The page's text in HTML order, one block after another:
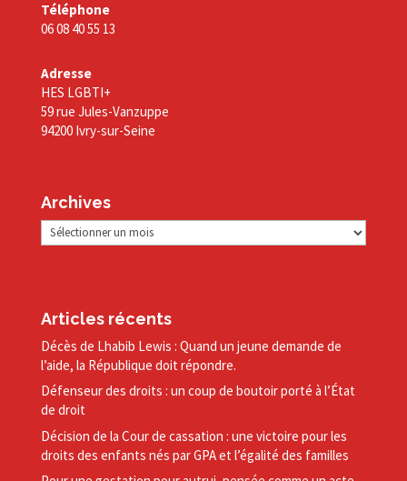
Téléphone
06 08 40 55 13
Adresse
HES LGBTI+
59 rue Jules-Vanzuppe
94200 Ivry-sur-Seine
Archives
Archives
Articles récents
Décès de Lhabib Lewis : Quand un jeune demande de
l’aide, la République doit répondre.
Défenseur des droits : un coup de boutoir porté à l’État
de droit
Décision de la Cour de cassation : une victoire pour les
droits des enfants nés par GPA et l’égalité des familles